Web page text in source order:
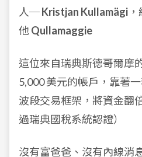
人─Kristjan Kullamägi
他Qullamaggie
這位來自瑞典斯德哥爾摩
5,000 美元的帳戶，靠著
波段交易框架，將資金翻
過瑞典國稅系統認證）
沒有富爸爸、沒有內線消